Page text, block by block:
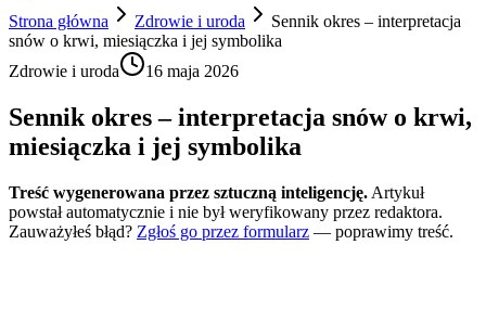
Strona główna Zdrowie i uroda
Sennik okres – interpretacja
snów o krwi, miesiączka i jej symbolika
Zdrowie i uroda
16 maja 2026
Sennik okres – interpretacja snów o krwi,
miesiączka i jej symbolika
Treść wygenerowana przez sztuczną inteligencję. Artykuł
powstał automatycznie i nie był weryfikowany przez redaktora.
Zauważyłeś błąd? Zgłoś go przez formularz — poprawimy treść.